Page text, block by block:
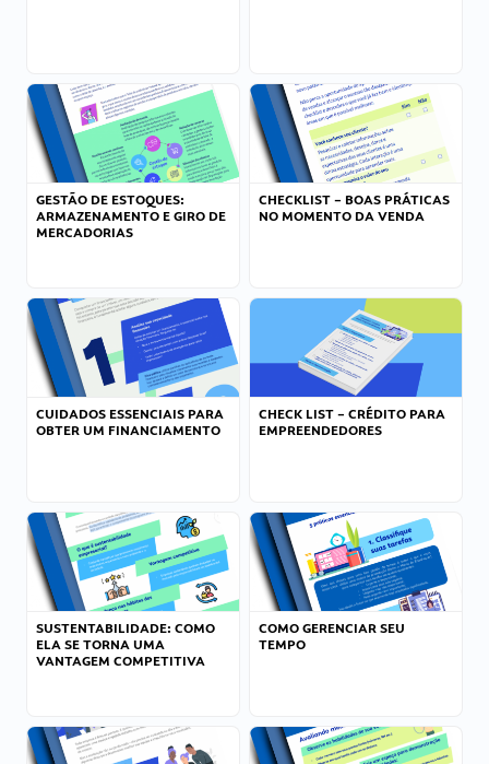
GESTÃO DE ESTOQUES:
ARMAZENAMENTO E GIRO DE
MERCADORIAS
CHECKLIST – BOAS PRÁTICAS
NO MOMENTO DA VENDA
CUIDADOS ESSENCIAIS PARA
OBTER UM FINANCIAMENTO
CHECK LIST – CRÉDITO PARA
EMPREENDEDORES
SUSTENTABILIDADE: COMO
ELA SE TORNA UMA
VANTAGEM COMPETITIVA
COMO GERENCIAR SEU
TEMPO